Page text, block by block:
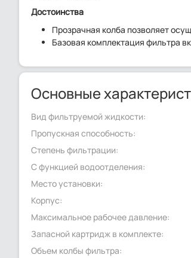
Достоинства
Прозрачная колба позволяет
Базовая комплектация фильтра
Основные
Вид фильтруемой жидкости:
Пропускная способность:
Степень фильтрации:
С функцией водоотделения:
Место установки:
Корпус:
Максимальное рабочее давление:
Запасной картридж в комплекте:
Объем колбы фильтра: